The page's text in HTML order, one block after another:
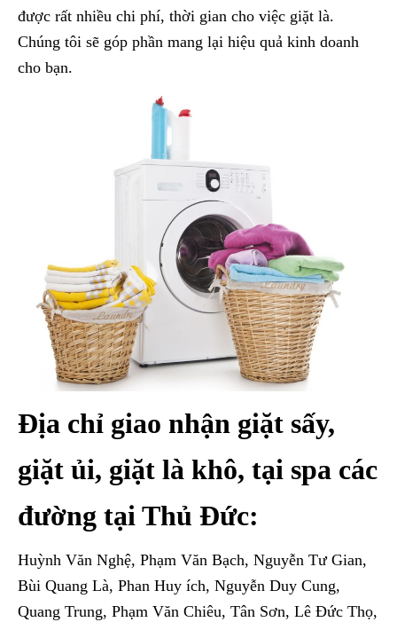
được rất nhiều chi phí, thời gian cho việc giặt là.
Chúng tôi sẽ góp phần mang lại hiệu quả kinh doanh
cho bạn.
Địa chỉ giao nhận giặt sấy,
giặt ủi, giặt là khô, tại spa các
đường tại Thủ Đức:
Huỳnh Văn Nghệ, Phạm Văn Bạch, Nguyễn Tư Gian,
Bùi Quang Là, Phan Huy ích, Nguyễn Duy Cung,
Quang Trung, Phạm Văn Chiêu, Tân Sơn, Lê Đức Thọ,